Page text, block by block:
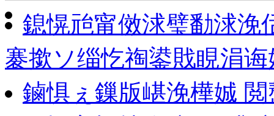
鎴愰兘甯傚浗璧勫浗
褰撳ソ缁忔祹鍙戝睍涓
鏀惧ぇ鏁版嵁浼樺娍